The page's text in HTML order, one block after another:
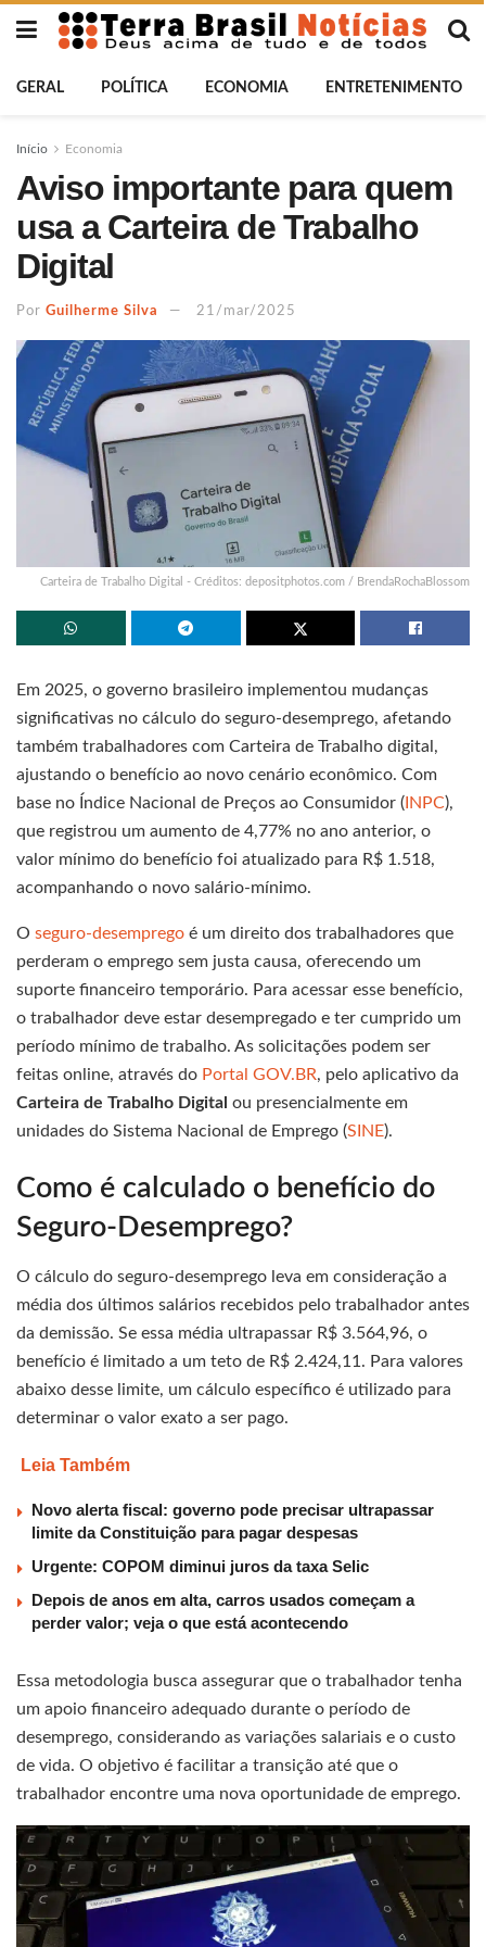
GERAL POLÍTICA ECONOMIA ENTRETENIMENTO
Início Economia
Aviso importante para quem
usa a Carteira de Trabalho
Digital
Por Guilherme Silva 21/mar/2025
Carteira de Trabalho Digital - Créditos: depositphotos.com / BrendaRochaBlossom
Em 2025, o governo brasileiro implementou mudanças
significativas no cálculo do seguro-desemprego, afetando
também trabalhadores com Carteira de Trabalho digital,
ajustando o benefício ao novo cenário econômico. Com
base no Índice Nacional de Preços ao Consumidor ( INPC),
que registrou um aumento de 4,77% no ano anterior, o
valor mínimo do benefício foi atualizado para R$ 1.518,
acompanhando o novo salário-mínimo.
O seguro-desemprego é um direito dos trabalhadores que
perderam o emprego sem justa causa, oferecendo um
suporte financeiro temporário. Para acessar esse benefício,
o trabalhador deve estar desempregado e ter cumprido um
período mínimo de trabalho. As solicitações podem ser
feitas online, através do Portal GOV.BR, pelo aplicativo da
Carteira de Trabalho Digital ou presencialmente em
unidades do Sistema Nacional de Emprego (SINE).
Como é calculado o benefício do
Seguro-Desemprego?
O cálculo do seguro-desemprego leva em consideração a
média dos últimos salários recebidos pelo trabalhador antes
da demissão. Se essa média ultrapassar R$ 3.564,96, o
benefício é limitado a um teto de R$ 2.424,11. Para valores
abaixo desse limite, um cálculo específico é utilizado para
determinar o valor exato a ser pago.
Leia Também
Novo alerta fiscal: governo pode precisar ultrapassar
limite da Constituição para pagar despesas
Urgente: COPOM diminui juros da taxa Selic
Depois de anos em alta, carros usados começam a
perder valor; veja o que está acontecendo
Essa metodologia busca assegurar que o trabalhador tenha
um apoio financeiro adequado durante o período de
desemprego, considerando as variações salariais e o custo
de vida. O objetivo é facilitar a transição até que o
trabalhador encontre uma nova oportunidade de emprego.